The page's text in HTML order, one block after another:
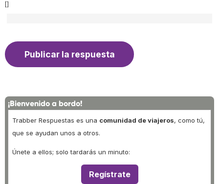
[]
¡Bienvenido a bordo!
Trabber Respuestas es una comunidad de viajeros, como tú,
que se ayudan unos a otros.
Únete a ellos; solo tardarás un minuto:
Regístrate